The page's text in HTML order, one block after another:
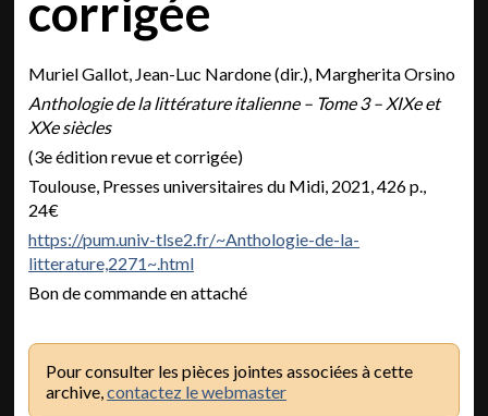
corrigée
Muriel Gallot, Jean-Luc Nardone (dir.), Margherita Orsino
Anthologie de la littérature italienne – Tome 3 – XIXe et
XXe siècles
(3e édition revue et corrigée)
Toulouse, Presses universitaires du Midi, 2021, 426 p.,
24€
https://pum.univ-tlse2.fr/~Anthologie-de-la-
litterature,2271~.html
Bon de commande en attaché
Pour consulter les pièces jointes associées à cette
archive,contactez le webmaster